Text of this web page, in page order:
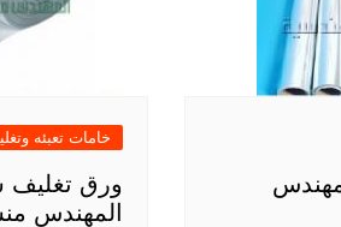
خامات تعبئه
ورق
المهندس